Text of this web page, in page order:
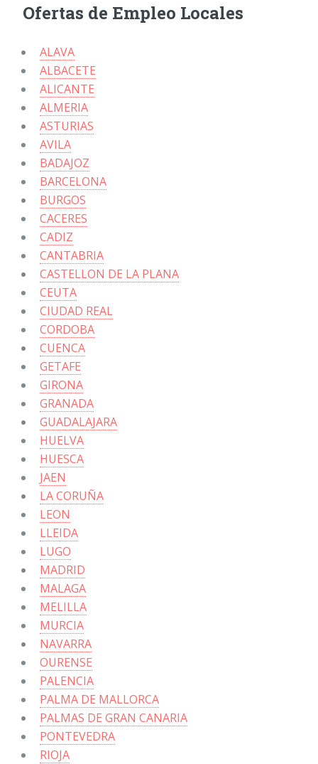
Ofertas de Empleo Locales
ALAVA
ALBACETE
ALICANTE
ALMERIA
ASTURIAS
AVILA
BADAJOZ
BARCELONA
BURGOS
CACERES
CADIZ
CANTABRIA
CASTELLON DE LA PLANA
CEUTA
CIUDAD REAL
CORDOBA
CUENCA
GETAFE
GIRONA
GRANADA
GUADALAJARA
HUELVA
HUESCA
JAEN
LA CORUÑA
LEON
LLEIDA
LUGO
MADRID
MALAGA
MELILLA
MURCIA
NAVARRA
OURENSE
PALENCIA
PALMA DE MALLORCA
PALMAS DE GRAN CANARIA
PONTEVEDRA
RIOJA